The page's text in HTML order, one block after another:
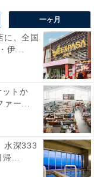
一ヶ月
に、全国
伊...
ットか
ァー...
水深333
帰...